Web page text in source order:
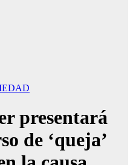
presentará
de ‘queja’